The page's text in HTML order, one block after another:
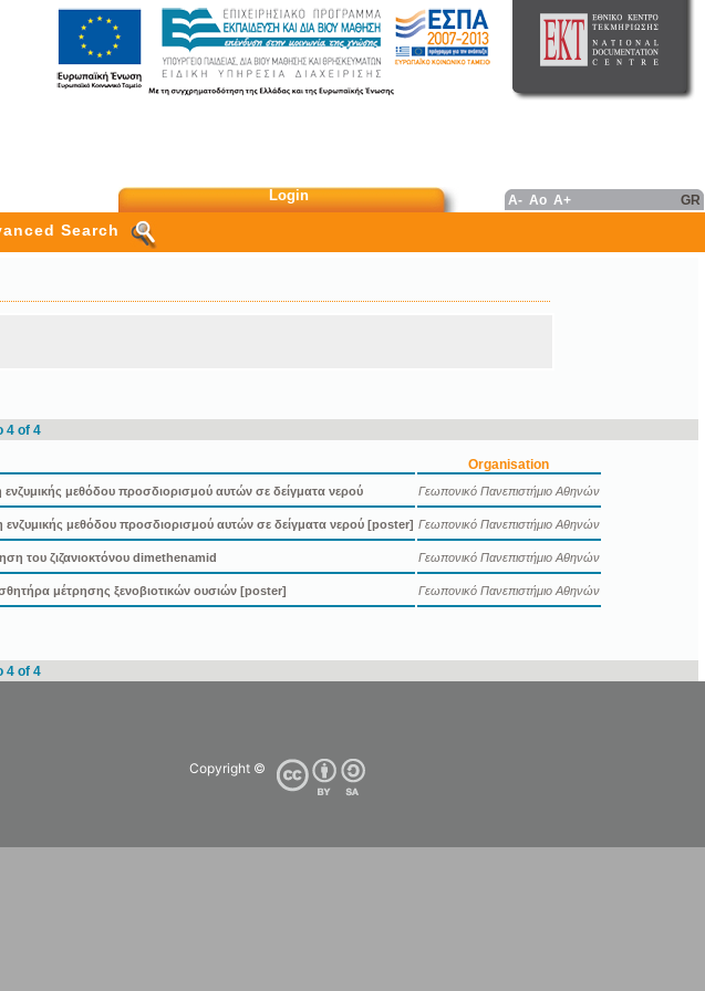
Login A- Ao A+ GR
Search
4 of 4
Organisation
μεθόδου προσδιορισμού αυτών σε δείγματα νερού Γεωπονικό Πανεπιστήμιο Αθηνών
μεθόδου προσδιορισμού αυτών σε δείγματα νερού [poster] Γεωπονικό Πανεπιστήμιο Αθηνών
του ζιζανιοκτόνου dimethenamid Γεωπονικό Πανεπιστήμιο Αθηνών
μέτρησης ξενοβιοτικών ουσιών [poster] Γεωπονικό Πανεπιστήμιο Αθηνών
4 of 4